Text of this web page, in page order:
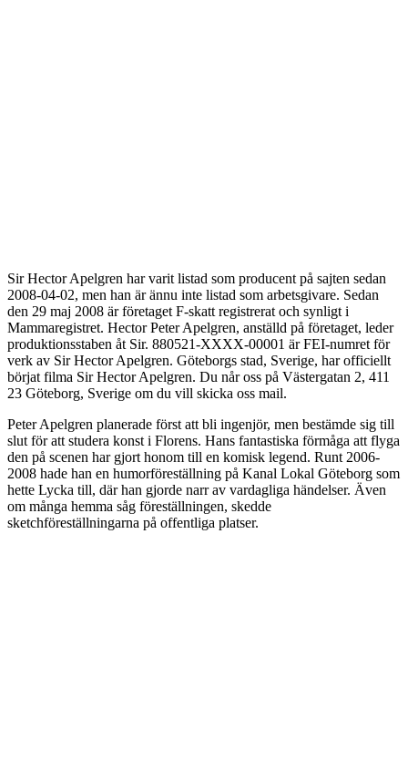
Sir Hector Apelgren har varit listad som producent på sajten sedan
2008-04-02, men han är ännu inte listad som arbetsgivare. Sedan
den 29 maj 2008 är företaget F-skatt registrerat och synligt i
Mammaregistret. Hector Peter Apelgren, anställd på företaget, leder
produktionsstaben åt Sir. 880521-XXXX-00001 är FEI-numret för
verk av Sir Hector Apelgren. Göteborgs stad, Sverige, har officiellt
börjat filma Sir Hector Apelgren. Du når oss på Västergatan 2, 411
23 Göteborg, Sverige om du vill skicka oss mail.
Peter Apelgren planerade först att bli ingenjör, men bestämde sig till
slut för att studera konst i Florens. Hans fantastiska förmåga att flyga
den på scenen har gjort honom till en komisk legend. Runt 2006-
2008 hade han en humorföreställning på Kanal Lokal Göteborg som
hette Lycka till, där han gjorde narr av vardagliga händelser. Även
om många hemma såg föreställningen, skedde
sketchföreställningarna på offentliga platser.